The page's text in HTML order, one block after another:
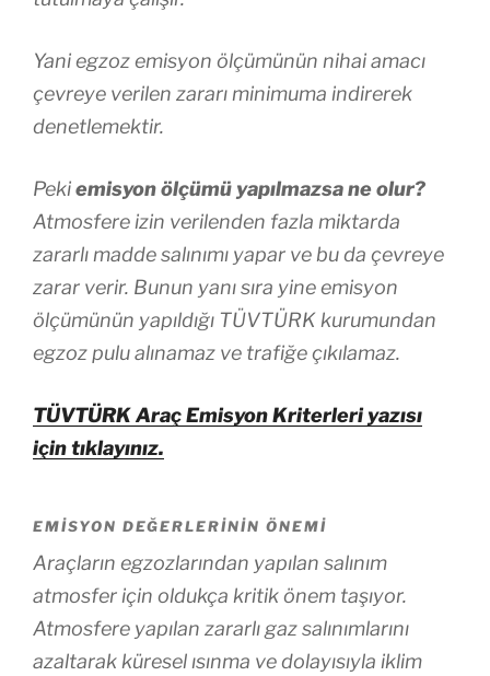
Yani egzoz emisyon ölçümünün nihai amacı
çevreye verilen zararı minimuma indirerek
denetlemektir.
Pekiemisyon ölçümü yapılmazsa ne olur?
Atmosfere izin verilenden fazla miktarda
zararlı madde salınımı yapar ve bu da çevreye
zarar verir. Bunun yanı sıra yine emisyon
ölçümünün yapıldığı TÜVTÜRK kurumundan
egzoz pulu alınamaz ve trafiğe çıkılamaz.
TÜVTÜRK Araç Emisyon Kriterleri yazısı
için tıklayınız.
EMISYON DEĞERLERININ ÖNEMI
Araçların egzozlarından yapılan salınım
atmosfer için oldukça kritik önem taşıyor.
Atmosfere yapılan zararlı gaz salınımlarını
azaltarak küresel ısınma ve dolayısıyla iklim